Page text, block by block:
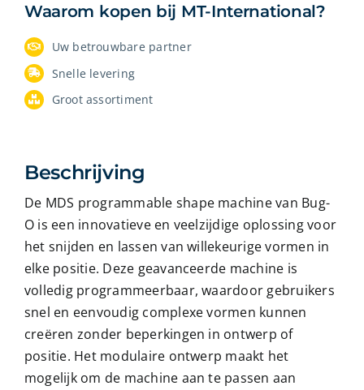
Waarom kopen bij MT-International?
Uw betrouwbare partner
Snelle levering
Groot assortiment
Beschrijving
De MDS programmable shape machine van Bug-
O is een innovatieve en veelzijdige oplossing voor
het snijden en lassen van willekeurige vormen in
elke positie. Deze geavanceerde machine is
volledig programmeerbaar, waardoor gebruikers
snel en eenvoudig complexe vormen kunnen
creëren zonder beperkingen in ontwerp of
positie. Het modulaire ontwerp maakt het
mogelijk om de machine aan te passen aan